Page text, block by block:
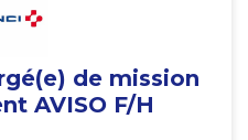
de mission
AVISO F/H